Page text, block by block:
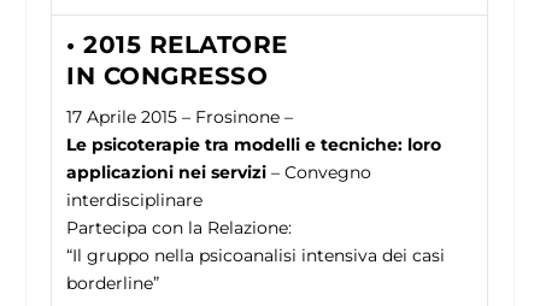
• 2015 RELATORE
IN CONGRESSO
17 Aprile 2015 – Frosinone –
Le psicoterapie tra modelli e tecniche: loro
applicazioni nei servizi – Convegno
interdisciplinare
Partecipa con la Relazione:
“Il gruppo nella psicoanalisi intensiva dei casi
borderline”